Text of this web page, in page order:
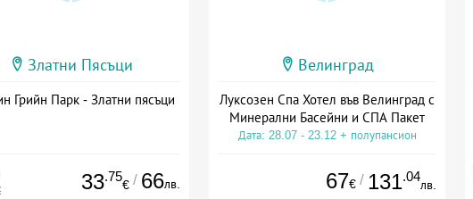
Златни Пясъци
Грийн Парк - Златни пясъци
33.75
€ / 66лв.
Велинград
Луксозен Спа Хотел във Велинград с
Минерални Басейни и СПА Пакет
Дата: 28.07 - 23.12 + полупансион
67€ / 131.04
лв.